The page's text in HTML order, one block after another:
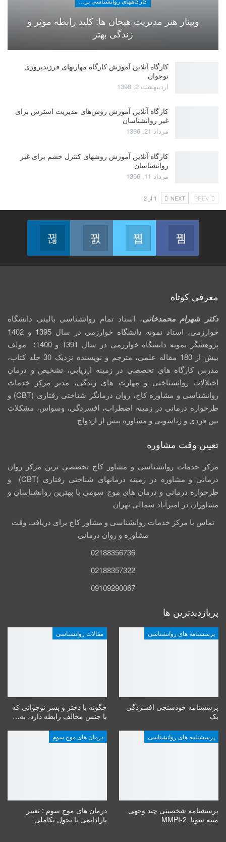
وبینار هنر مدیریت هیجان ها: کلید رابطه موثر و
زندگی بهتر
کارگاه آنلاین آموزش کارگاه مهارتهای فرزندپروری
نوجوان
اردیبهشت 2, 1398
کارگاه آنلاین آموزش روش‌های مدیریت استرس برای
غیر روانشناسان
مرداد 21, 1396
کارگاه آنلاین آموزش روشهای کنترل خشم برای غیر
روانشناسان
مرداد 11, 1396
NEXT 1 از 2
Facebook
Join us on Facebook
Twitter
Join us on Twitter
Instagram
Join us on Instagram
معرفی کوتاه
دکتر شهرام محمدخانی، استاد تمام روانشناسی بالینی دانشگاه
خوارزمی، استاد نمونه دانشگاه خوارزمی در سال 1395 و 1402
پژوهشگر نمونه دانشگاه خوارزمی در سال 1391 و 1400؛ مولف
بیش از 180 مقاله علمی، مترجم و نویسنده نزدیک 30 جلد کتاب،
مدرس کارگاه­ های تخصصی در زمینه ارزیابی، تشخیص و درمان
اختلالات روانشناختی و مهارت های زندگی، مدیر مرکز خدمات
روانشناسی و مشاوره کاج، روان­ درمانگر شناختی رفتاری (CBT) و
طرحواره درمانی در زمینه اضطراب، افسردگی، وسواس، مشکلات
بین فردی و زناشویی و مشاوره پیش از ازدواج
تعیین وقت مشاوره
مرکز خدمات روانشناسی و مشاور کاج تخصصی‏ ترین مرکز روان
درمانی و مشاوره در زمینه درمان‏های شناختی رفتاری (CBT) و
طرحواره درمانی و درمان های موج سومی با بهترین روانشناسان و
مشاوران در امیرآباد شمالی تهران
تماس با مرکز خدمات روانشناسی و مشاور کاج برای دریافت وقت
مشاوره و روان درمانی
02188356736
02188357322
09109290067
پربازدیدترین ها
پرسشنامه های روانشناسی
پرسشنامه خودسنجی افسردگی
بک
مقالات روانشناسی
چگونه با دختر و پسر نوجوانی که
با جنس مخالف رابطه دارد، به…
پرسشنامه های روانشناسی
پرسشنامه شخصیتی چند وجهی
مینه سوتا MMPI-2
درمان های موج سوم
درمان های موج سوم : تغییر
پارادایمی یا تحول تکاملی